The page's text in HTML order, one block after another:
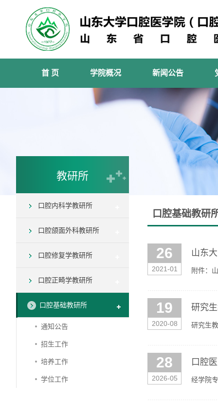
首 页 学院概况 新闻公告
教研所
口腔内科学教研所
口腔颌面外科教研所
口腔修复学教研所
口腔正畸学教研所
口腔基础教研所
通知公告
招生工作
培养工作
学位工作
口腔基础教研
26
2021-01
山东
附件：
19
2020-08
研究
研究生
28
2026-05
口腔
经学院